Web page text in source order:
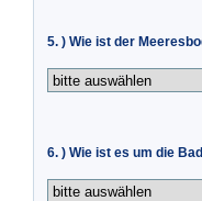
5. ) Wie ist der
6. ) Wie ist es um die